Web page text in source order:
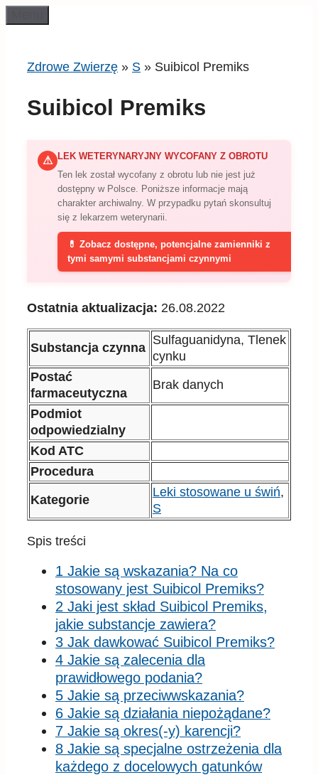
do
Zdrowe Zwierzę » S » Suibicol Premiks
Suibicol Premiks
⚠ LEK WETERYNARYJNY WYCOFANY Z OBROTU
Ten lek został wycofany z obrotu lub nie jest już
dostępny w Polsce. Poniższe informacje mają
charakter archiwalny. W przypadku pytań skonsultuj
się z lekarzem weterynarii.
💊 Zobacz dostępne, potencjalne zamienniki z
tymi samymi substancjami czynnymi
Ostatnia aktualizacja: 26.08.2022
Substancja czynna
Sulfaguanidyna, Tlenek
cynku
Postać
farmaceutyczna
Brak danych
Podmiot
odpowiedzialny
Kod ATC
Procedura
Kategorie
Leki stosowane u świń,
S
Spis treści
1 Jakie są wskazania? Na co
stosowany jest Suibicol Premiks?
2 Jaki jest skład Suibicol Premiks,
jakie substancje zawiera?
3 Jak dawkować Suibicol Premiks?
4 Jakie są zalecenia dla
prawidłowego podania?
5 Jakie są przeciwwskazania?
6 Jakie są działania niepożądane?
7 Jakie są okres(-y) karencji?
8 Jakie są specjalne ostrzeżenia dla
każdego z docelowych gatunków